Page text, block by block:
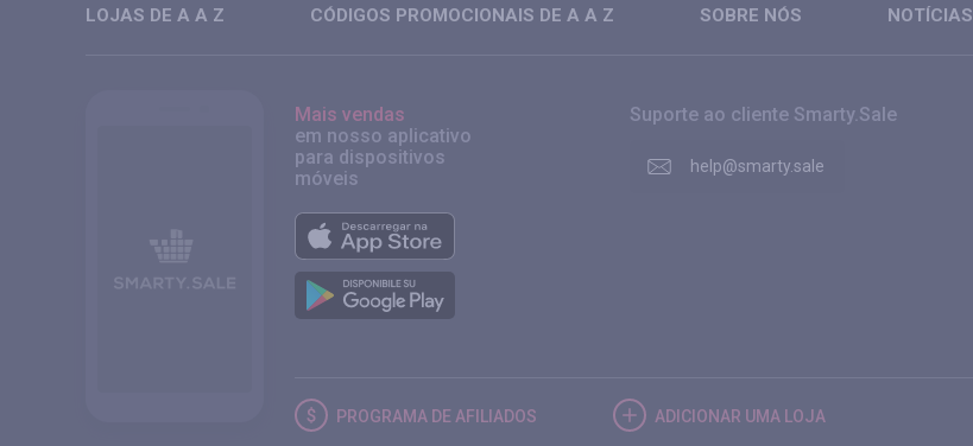
LOJAS DE A A Z CÓDIGOS PROMOCIONAIS DE A A Z SOBRE NÓS NOTÍCIAS
Mais vendas
em nosso aplicativo
para dispositivos
móveis
Suporte ao cliente Smarty.Sale
help@smarty.sale
PROGRAMA DE AFILIADOS ADICIONAR UMA LOJA